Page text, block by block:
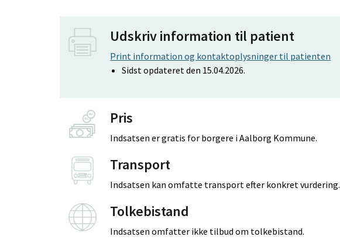
Udskriv information til patient
Print information og kontaktoplysninger til patienten
Sidst opdateret den 15.04.2026.
Pris
Indsatsen er gratis for borgere i Aalborg Kommune.
Transport
Indsatsen kan omfatte transport efter konkret vurdering.
Tolkebistand
Indsatsen omfatter ikke tilbud om tolkebistand.